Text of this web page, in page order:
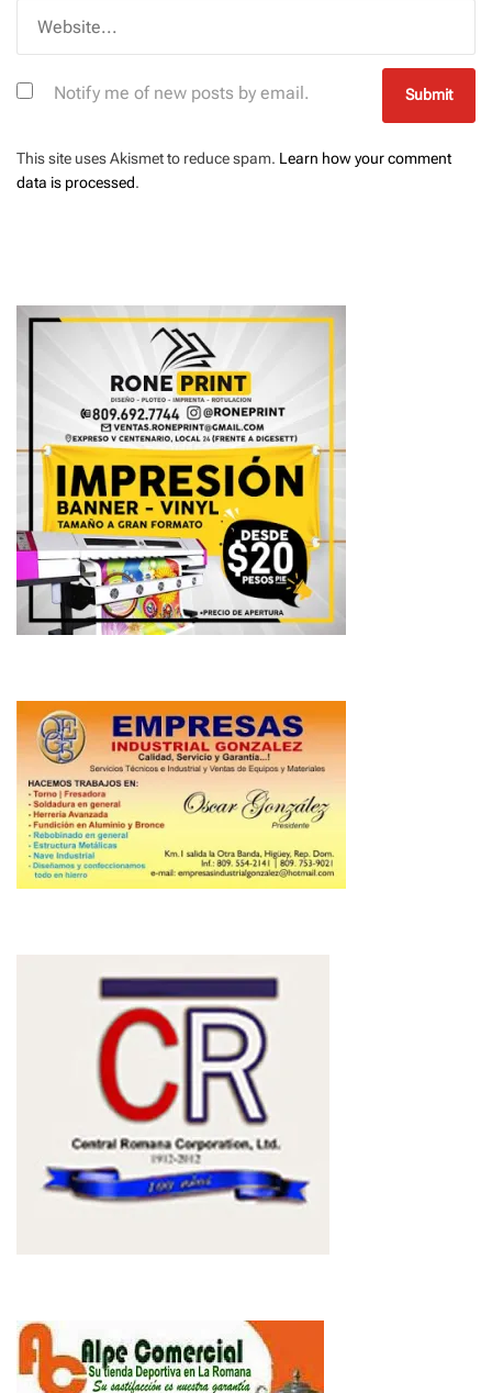
Notify me of new posts by email.
This site uses Akismet to reduce spam. Learn how your comment
data is processed.